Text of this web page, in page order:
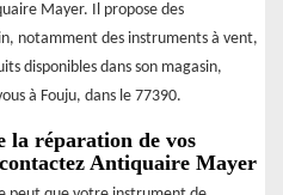
Mayer. Il propose des
notamment des instruments à vent,
disponibles dans son magasin,
à Fouju, dans le 77390.
la réparation de vos
Antiquaire Mayer